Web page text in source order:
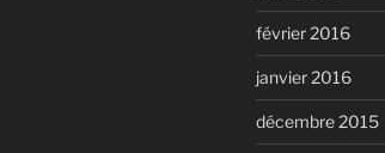
février 2016
janvier 2016
décembre 2015